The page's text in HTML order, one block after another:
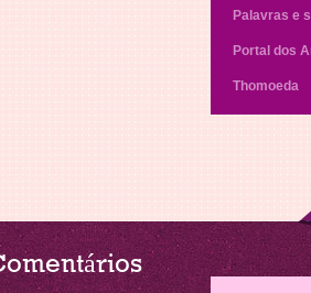
Palavras e
Portal dos
Thomoeda